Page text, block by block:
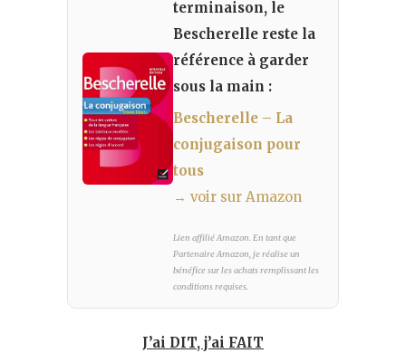
terminaison, le
Bescherelle reste la
référence à garder
sous la main :
Bescherelle – La
conjugaison pour
tous
→ voir sur Amazon
Lien affilié Amazon. En tant que
Partenaire Amazon, je réalise un
bénéfice sur les achats remplissant les
conditions requises.
J’ai DIT, j’ai FAIT